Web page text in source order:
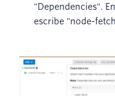
"Dependencies".
escribe "node-